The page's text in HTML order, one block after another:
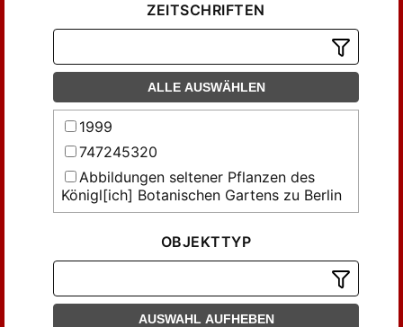
ZEITSCHRIFTEN
ALLE AUSWÄHLEN
1999
747245320
Abbildungen seltener Pflanzen des
Königl[ich] Botanischen Gartens zu Berlin
Wissenschaften in Göttingen,
Mathematisch-Physikalische Klasse
Botanischen Vereins 'Irmischia' zu
Sondershausen
OBJEKTTYP
AUSWAHL AUFHEBEN